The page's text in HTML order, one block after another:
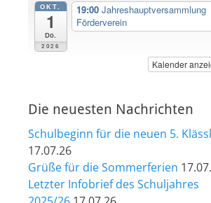
OKT.
1
Do.
2026
19:00 Jahreshauptversammlung
Förderverein
Kalender
Die neuesten Nachrichten
Schulbeginn für die neuen 5.
17.07.26
Grüße für die Sommerferien
Letzter Infobrief des Schuljahres